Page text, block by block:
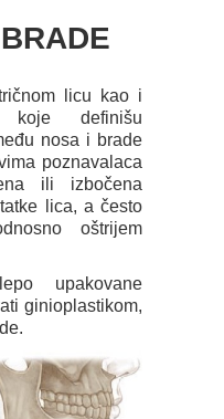
licu kao i
koje definišu
nosa i brade
poznavalaca
ili izbočena
lica, a često
oštrijem
upakovane
ginioplastikom,